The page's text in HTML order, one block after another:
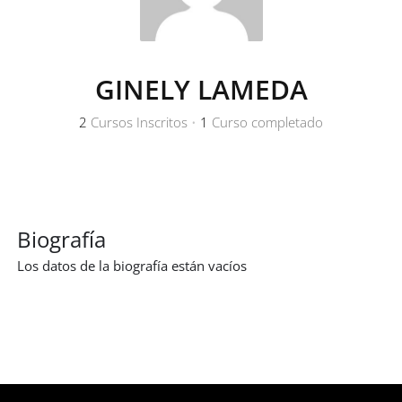
GINELY LAMEDA
2 Cursos Inscritos • 1 Curso completado
Biografía
Los datos de la biografía están vacíos